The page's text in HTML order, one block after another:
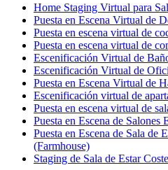
Home Staging Virtual para
Puesta en Escena Virtual de
Puesta en escena virtual de
Puesta en escena virtual de
Escenificación Virtual de
Escenificación Virtual de
Puesta en Escena Virtual de
Escenificación virtual de
Puesta en escena virtual de
Puesta en Escena de Salones
Puesta en Escena de Sala de
(Farmhouse)
Staging de Sala de Estar